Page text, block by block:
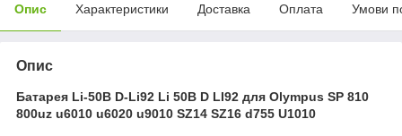
Опис Характеристики Доставка Оплата Умови
Опис
Батарея Li-50B D-Li92 Li 50B D LI92 для Olympus SP 810
800uz u6010 u6020 u9010 SZ14 SZ16 d755 U1010